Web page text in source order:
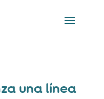
una línea